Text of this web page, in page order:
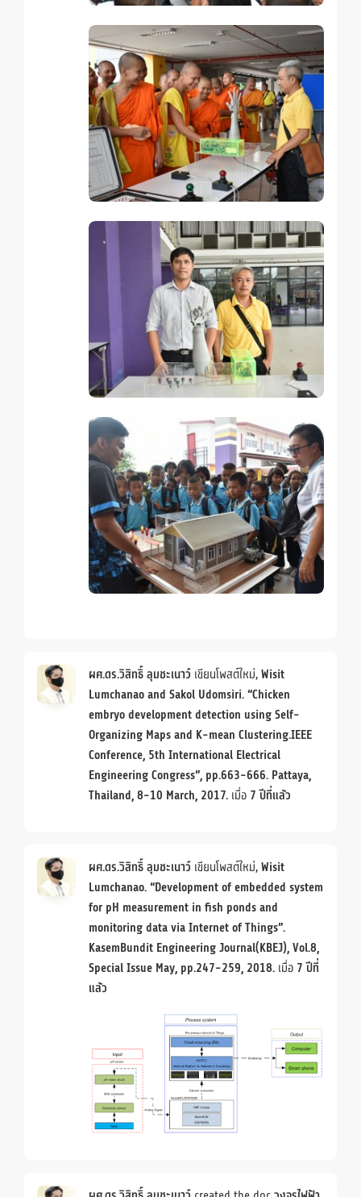
ผศ.ดร.วิสิทธิ์ ลุมชะเนาว์ เขียนโพสต์ใหม่,Wisit
Lumchanao and Sakol Udomsiri. “Chicken
embryo development detection using Self-
Organizing Maps and K-mean Clustering.IEEE
Conference, 5th International Electrical
Engineering Congress”, pp.663-666. Pattaya,
Thailand, 8-10 March, 2017. เมื่อ 7 ปีที่แล้ว
ผศ.ดร.วิสิทธิ์ ลุมชะเนาว์ เขียนโพสต์ใหม่,Wisit
Lumchanao. “Development of embedded system
for pH measurement in fish ponds and
monitoring data via Internet of Things”.
KasemBundit Engineering Journal(KBEJ), Vol.8,
Special Issue May, pp.247-259, 2018. เมื่อ 7 ปีที่
แล้ว